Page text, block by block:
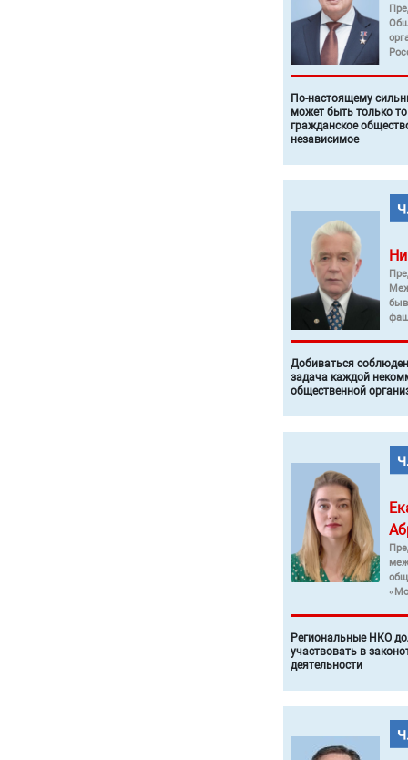
По-настоящему
может быть только
гражданское
независимое
Добиваться
задача каждой
общественной
Региональные НКО
участвовать в
деятельности